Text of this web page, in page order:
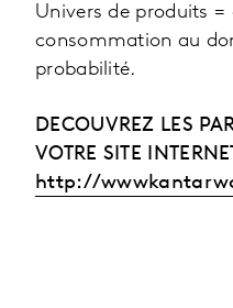
Univers de produits =
consommation au
probabilité.
DECOUVREZ LES
VOTRE SITE
http://